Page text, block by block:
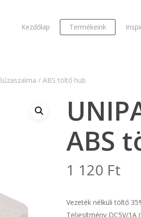
Kezdőlap Termékeink
/ ABS töltő hub
ABS
1 120 Ft
Vezeték nélküli töltő
Teljesítmény DC5V/1A